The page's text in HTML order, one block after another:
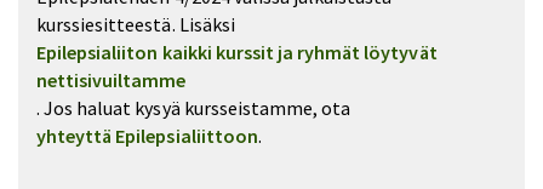
kurssiesitteestä. Lisäksi
Epilepsialiiton kaikki kurssit ja ryhmät löytyvät
nettisivuiltamme
. Jos haluat kysyä kursseistamme, ota
yhteyttä Epilepsialiittoon.